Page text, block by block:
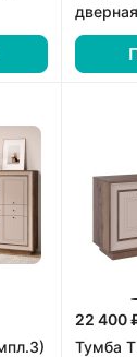
22 400
Тумба